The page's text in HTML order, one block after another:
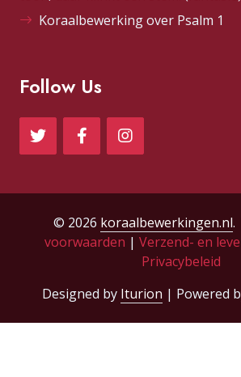
Koraalbewerking over Psalm 1
Follow Us
© 2026 koraalbewerkingen.nl.
voorwaarden | Verzend- en
Privacybeleid
Designed by Iturion | Powered